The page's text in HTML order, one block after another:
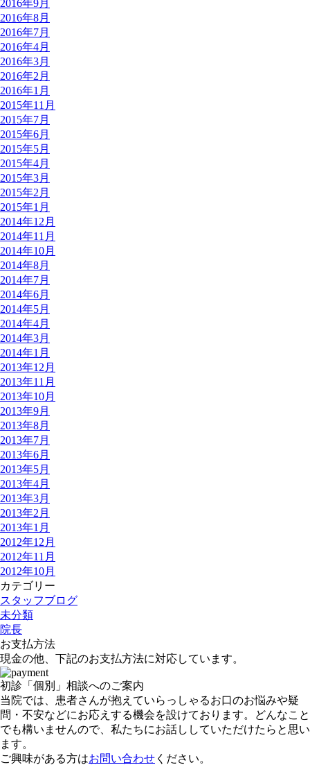
2016年9月
2016年8月
2016年7月
2016年4月
2016年3月
2016年2月
2016年1月
2015年11月
2015年7月
2015年6月
2015年5月
2015年4月
2015年3月
2015年2月
2015年1月
2014年12月
2014年11月
2014年10月
2014年8月
2014年7月
2014年6月
2014年5月
2014年4月
2014年3月
2014年1月
2013年12月
2013年11月
2013年10月
2013年9月
2013年8月
2013年7月
2013年6月
2013年5月
2013年4月
2013年3月
2013年2月
2013年1月
2012年12月
2012年11月
2012年10月
カテゴリー
スタッフブログ
未分類
院長
お支払方法
現金の他、下記のお支払方法に対応しています。
初診「個別」相談へのご案内
当院では、患者さんが抱えていらっしゃるお口のお悩みや疑
問・不安などにお応えする機会を設けております。どんなこと
でも構いませんので、私たちにお話ししていただけたらと思い
ます。
ご興味がある方はお問い合わせ ください。